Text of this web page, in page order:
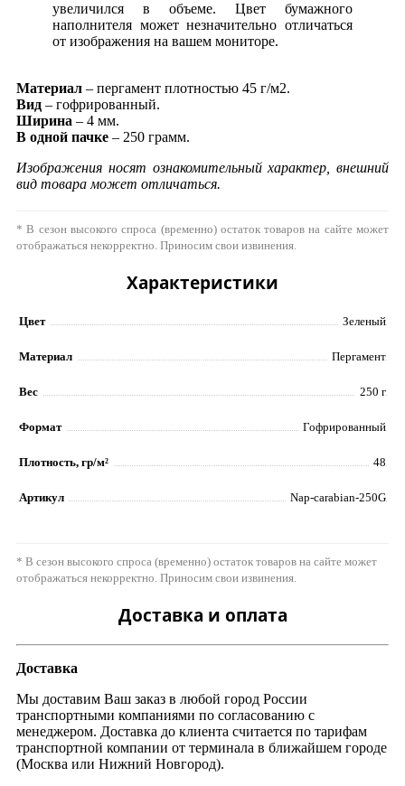
увеличился в объеме. Цвет бумажного
наполнителя может незначительно отличаться
от изображения на вашем мониторе.
Материал – пергамент плотностью 45 г/м2.
Вид – гофрированный.
Ширина – 4 мм.
В одной пачке – 250 грамм.
Изображения носят ознакомительный характер, внешний
вид товара может отличаться.
* В сезон высокого спроса (временно) остаток товаров на сайте может
отображаться некорректно. Приносим свои извинения.
Характеристики
Цвет Зеленый
Материал Пергамент
Вес 250 г
Формат Гофрированный
Плотность, гр/м² 48
Артикул Nap-carabian-250G
* В сезон высокого спроса (временно) остаток товаров на сайте может
отображаться некорректно. Приносим свои извинения.
Доставка и оплата
Доставка
Мы доставим Ваш заказ в любой город России
транспортными компаниями по согласованию с
менеджером. Доставка до клиента считается по тарифам
транспортной компании от терминала в ближайшем городе
(Москва или Нижний Новгород).